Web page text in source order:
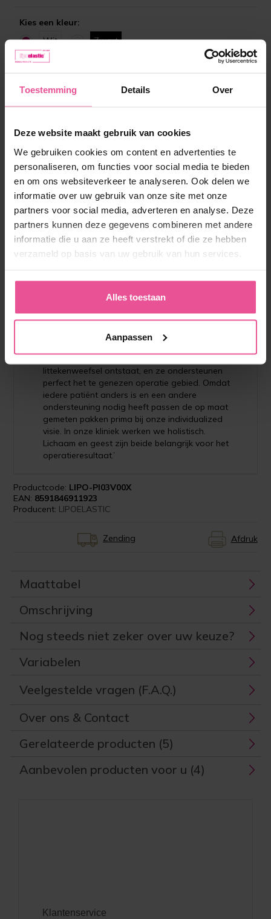
Toestemming Details Over
Deze website maakt gebruik van cookies
We gebruiken cookies om content en advertenties te
personaliseren, om functies voor social media te bieden
en om ons websiteverkeer te analyseren. Ook delen we
informatie over uw gebruik van onze site met onze
partners voor social media, adverteren en analyse. Deze
partners kunnen deze gegevens combineren met andere
informatie die u aan ze heeft verstrekt of die ze hebben
verzameld op basis van uw gebruik van hun services.
Alles toestaan
Aanpassen
Kies een kleur:
Wit
Zwart
45,90 €
- + In winkelmandje
’De drukkleding van Lipoelastic is onmisbaar in
zorgen voor minder oedeem, zodat er minder
littekenweefsel ontstaat, en ze ondersteunen
perfect het te genezen operatie gebied. Omdat
iedere patiënt anders is en een andere
ondersteuning nodig heeft passen de op maat
gemeten pakken prima bij onze individualized
visie. In onze kliniek werken we holistisch.
Lichaam en geest zijn beide belangrijk voor het
operatieresultaat.’
Productcode: LIPO-PI03V00X
EAN: 8591846911923
Producent: LIPOELASTIC
Zending Afdruk
Maattabel
Omschrijving
Nog steeds niet zeker over uw keuze?
Variabelen
Veelgestelde vragen (F.A.Q.)
Over ons & Contact
Gerelateerde producten (5)
Aanbevolen producten voor u (4)
Klantenservice